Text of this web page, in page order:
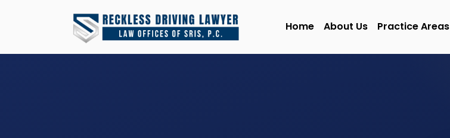
Home About Us Practice Areas